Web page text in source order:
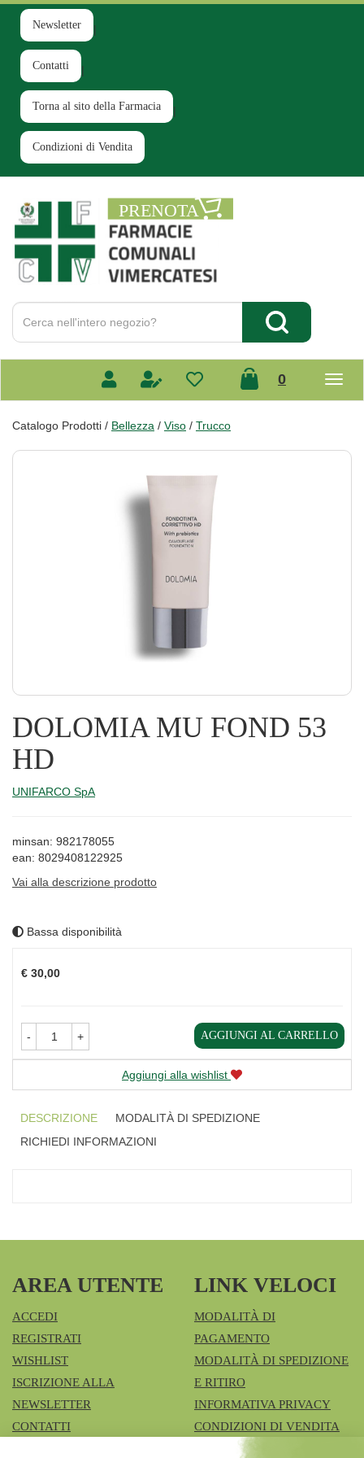
Passa
contenuto
principale
Newsletter
Contatti
Torna al sito della Farmacia
Condizioni di Vendita
Farmacia
Comunale
Cerca
Prodotto
Cerca Prodotto
0prodotti
Catalogo Prodotti / Bellezza / Viso / Trucco
DOLOMIA MU FOND 53
HD
UNIFARCO SpA
minsan: 982178055
ean: 8029408122925
Vai alla descrizione prodotto
Bassa disponibilità
€ 30,00
- + AGGIUNGI AL CARRELLO
Aggiungi alla wishlist
DESCRIZIONE
MODALITÀ DI SPEDIZIONE
RICHIEDI INFORMAZIONI
AREA UTENTE
ACCEDI
REGISTRATI
WISHLIST
ISCRIZIONE ALLA
NEWSLETTER
CONTATTI
LINK VELOCI
MODALITÀ DI
PAGAMENTO
MODALITÀ DI SPEDIZIONE
E RITIRO
INFORMATIVA PRIVACY
CONDIZIONI DI VENDITA
COOKIE POLICY